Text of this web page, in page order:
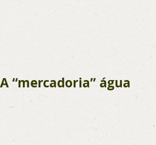
A “mercadoria” água